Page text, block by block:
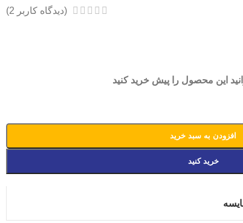
(دیدگاه کاربر 2
)
این محصول را پیش خرید کنید
افزودن به سبد خرید
خرید کنید